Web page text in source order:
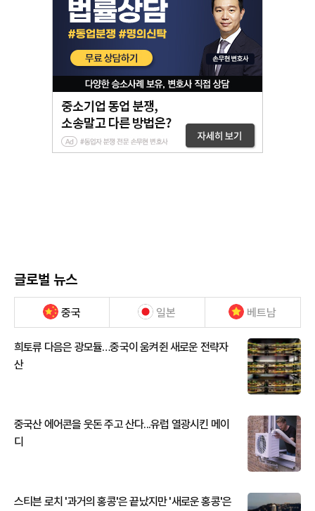
글로벌 뉴스
중국 일본 베트남
희토류 다음은 광모듈…중국이 움켜쥔 새로운 전략자
산
중국산 에어콘을 웃돈 주고 산다...유럽 열광시킨 메이
디
스티븐 로치 '과거의 홍콩'은 끝났지만 '새로운 홍콩'은